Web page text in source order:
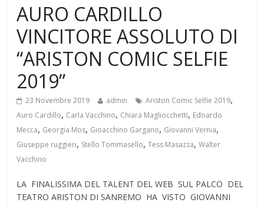
AURO CARDILLO
VINCITORE ASSOLUTO DI
“ARISTON COMIC SELFIE
2019”
23 Novembre 2019 admin Ariston Comic Selfie 2019,
Auro Cardillo, Carla Vacchino, Chiara Magliocchetti, Edoardo
Mecca, Georgia Mos, Gioacchino Gargano, Giovanni Vernia,
Giuseppe ruggieri, Stello Tommasello,Tess Masazza,Walter
Vacchino
LA FINALISSIMA DEL TALENT DEL WEB SUL PALCO DEL
TEATRO ARISTON DI SANREMO HA VISTO GIOVANNI